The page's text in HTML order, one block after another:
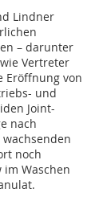
Lindner
– darunter
Vertreter
Eröffnung von
und
Joint-
nach
noch
Waschen